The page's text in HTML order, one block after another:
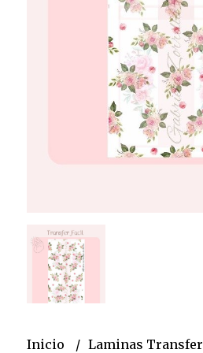
Inicio
Laminas Transfer